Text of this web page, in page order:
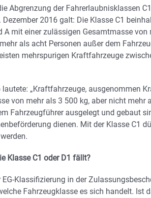
Abgrenzung der Fahrerlaubnisklassen
2016 galt: Die Klasse C1
A mit einer zulässigen Gesamtmasse
als acht Personen außer dem
mehrspurigen Kraftfahrzeuge
„Kraftfahrzeuge, ausgenommen
von mehr als 3 500 kg, aber nicht mehr
Fahrzeugführer ausgelegt und gebaut
dienen. Mit der Klasse C1
Klasse C1 oder D1 fällt?
Klassifizierung in der
Fahrzeugklasse es sich handelt. Ist